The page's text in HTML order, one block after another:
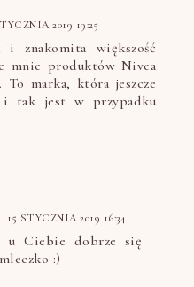
2019 19:25
znakomita większość
mnie produktów Nivea
To marka, która jeszcze
i tak jest w przypadku
15 STYCZNIA 2019 16:34
u Ciebie dobrze się
:)